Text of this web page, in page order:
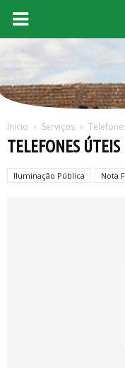
Inicio Serviços
TELEFONES ÚTEIS
Iluminação Pública Nota